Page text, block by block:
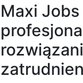
Maxi Jobs